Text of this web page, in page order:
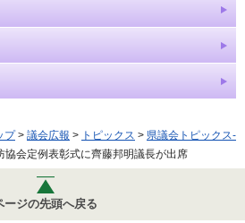
プ> 議会広報 > トピックス > 県議会トピックス-
協会定例表彰式に齊藤邦明議長が出席
ージの先頭へ戻る